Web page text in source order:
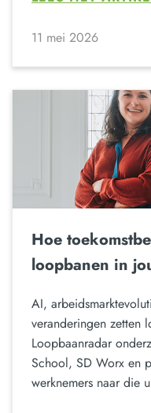
11 mei 2026
Hoe
loopbanen in
AI,
veranderingen zetten
Loopbaanradar
School, SD Worx en
werknemers naar die